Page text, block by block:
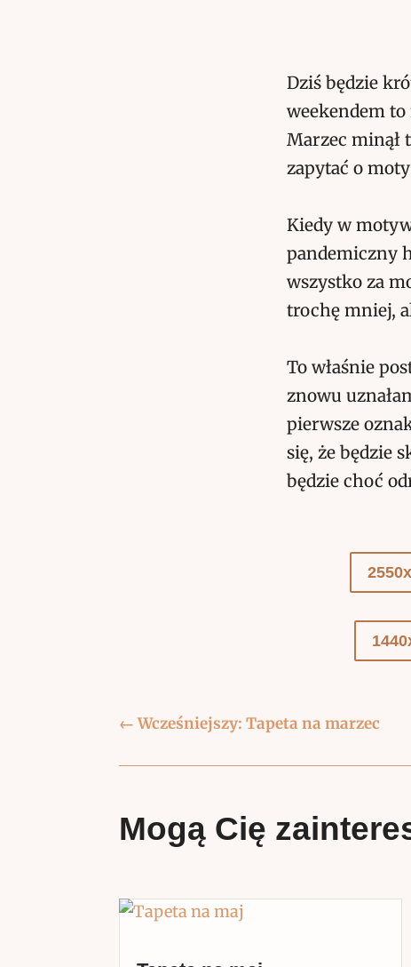
Dziś będzie
weekendem
Marzec minął
zapytać o
Kiedy w
pandemiczny
wszystko za
trochę mniej,
To właśnie
znowu
pierwsze
się, że będzie
będzie choć
←Wcześniejszy: Tapeta na marzec
Mogą Cię